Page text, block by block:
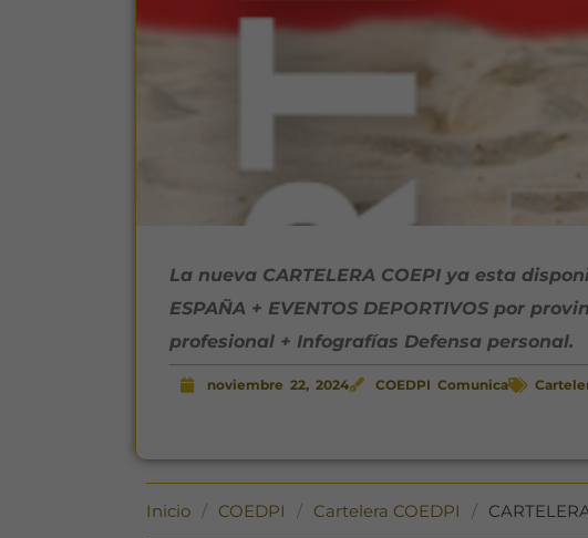
La nueva CARTELERA COEPI ya esta
ESPAÑA + EVENTOS DEPORTIVOS por
profesional + Infografías Defensa personal.
noviembre 22, 2024 COEDPI Comunica
Inicio / COEDPI / Cartelera COEDPI /